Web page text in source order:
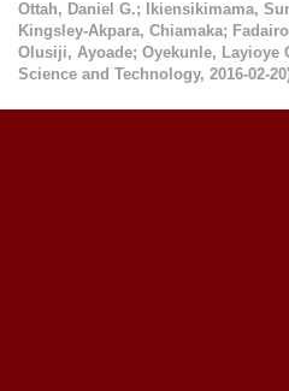
Ottah, Daniel G.; Ikiensikimama,
Kingsley-Akpara, Chiamaka;
Olusiji, Ayoade; Oyekunle, Layioye
Science and Technology, 2016-02-20